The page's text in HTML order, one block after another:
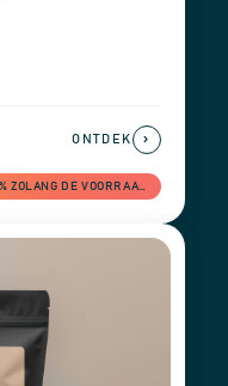
ZOMERUITVERKOOP 2026 IS HIER! −30% ZOLANG DE VOORRAAD STREKT
ONTDEK ›